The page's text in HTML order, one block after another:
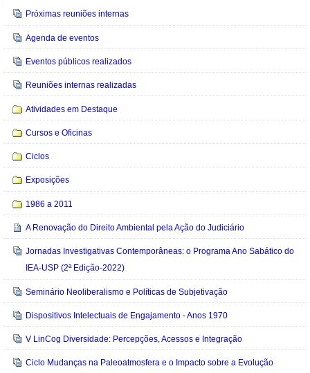
Navegação
Próximas reuniões internas
Agenda de eventos
Eventos públicos realizados
Reuniões internas realizadas
Atividades em Destaque
Cursos e Oficinas
Ciclos
Exposições
1986 a 2011
A Renovação do Direito Ambiental pela Ação do Judiciário
Jornadas Investigativas Contemporâneas: o Programa Ano Sabático do
IEA-USP (2ª Edição-2022)
Seminário Neoliberalismo e Políticas de Subjetivação
Dispositivos Intelectuais de Engajamento - Anos 1970
V LinCog Diversidade: Percepções, Acessos e Integração
Ciclo Mudanças na Paleoatmosfera e o Impacto sobre a Evolução